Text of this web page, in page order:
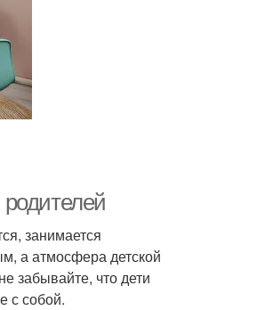
занимается
а атмосфера детской
забывайте, что дети
с собой.